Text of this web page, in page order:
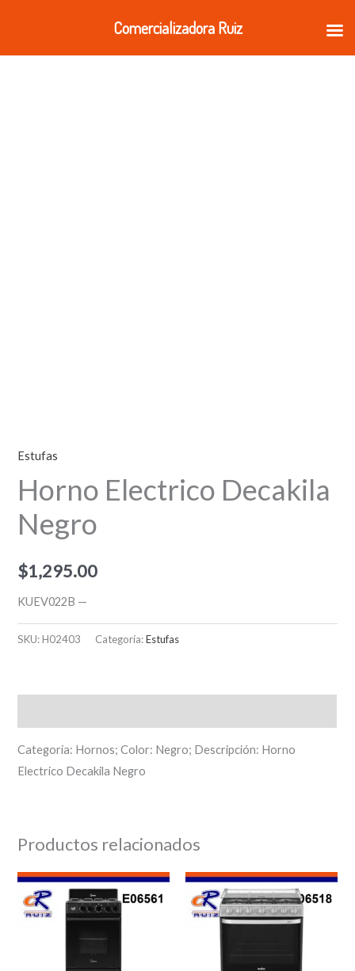
contenido
Estufas
Horno Electrico Decakila
Negro
$1,295.00
KUEV022B —
SKU:H02403 Categoría:Estufas
Categoría: Hornos; Color: Negro; Descripción: Horno
Electrico Decakila Negro
Productos relacionados
Comercializadora Ruiz